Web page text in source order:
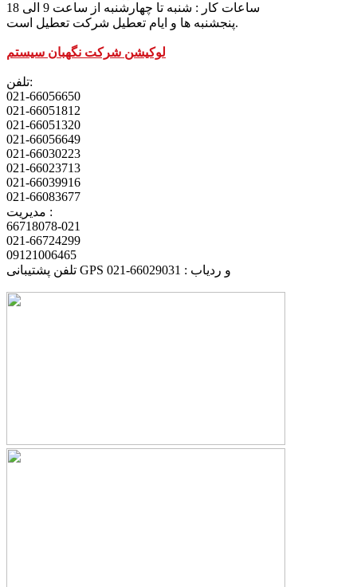
پنجشنبه ها و ایام تعطیل شرکت تعطیل است.
لوکیشن شرکت نگهبان سیستم
تلفن:
021-66056650
021-66051812
021-66051320
021-66056649
021-66030223
021-66023713
021-66039916
021-66083677
مدیریت :
66718078-021
021-66724299
09121006465
تلفن پشتیبانی GPS و ردیاب : 66029031-021